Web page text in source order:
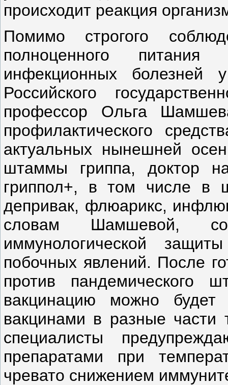
происходит реакция
Помимо строгого
полноценного
инфекционных болезней
Российского
профессор Ольга
профилактического
актуальных нынешней
штаммы гриппа, доктор
гриппол+, в том числе в
депривак, флюарикс,
словам Шамшевой,
иммунологической
побочных явлений. После
против пандемического
вакцинацию можно будет
вакцинами в разные
специалисты
препаратами при
чревато снижением